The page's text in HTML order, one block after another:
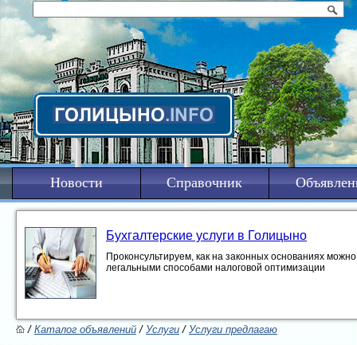
Новости Справочник
Бухгалтерские услуги в Голицыно
Проконсультируем, как на законных основаниях
легальными способами налоговой оптимизации
/Каталог объявлений/Услуги /Услуги предлагаю